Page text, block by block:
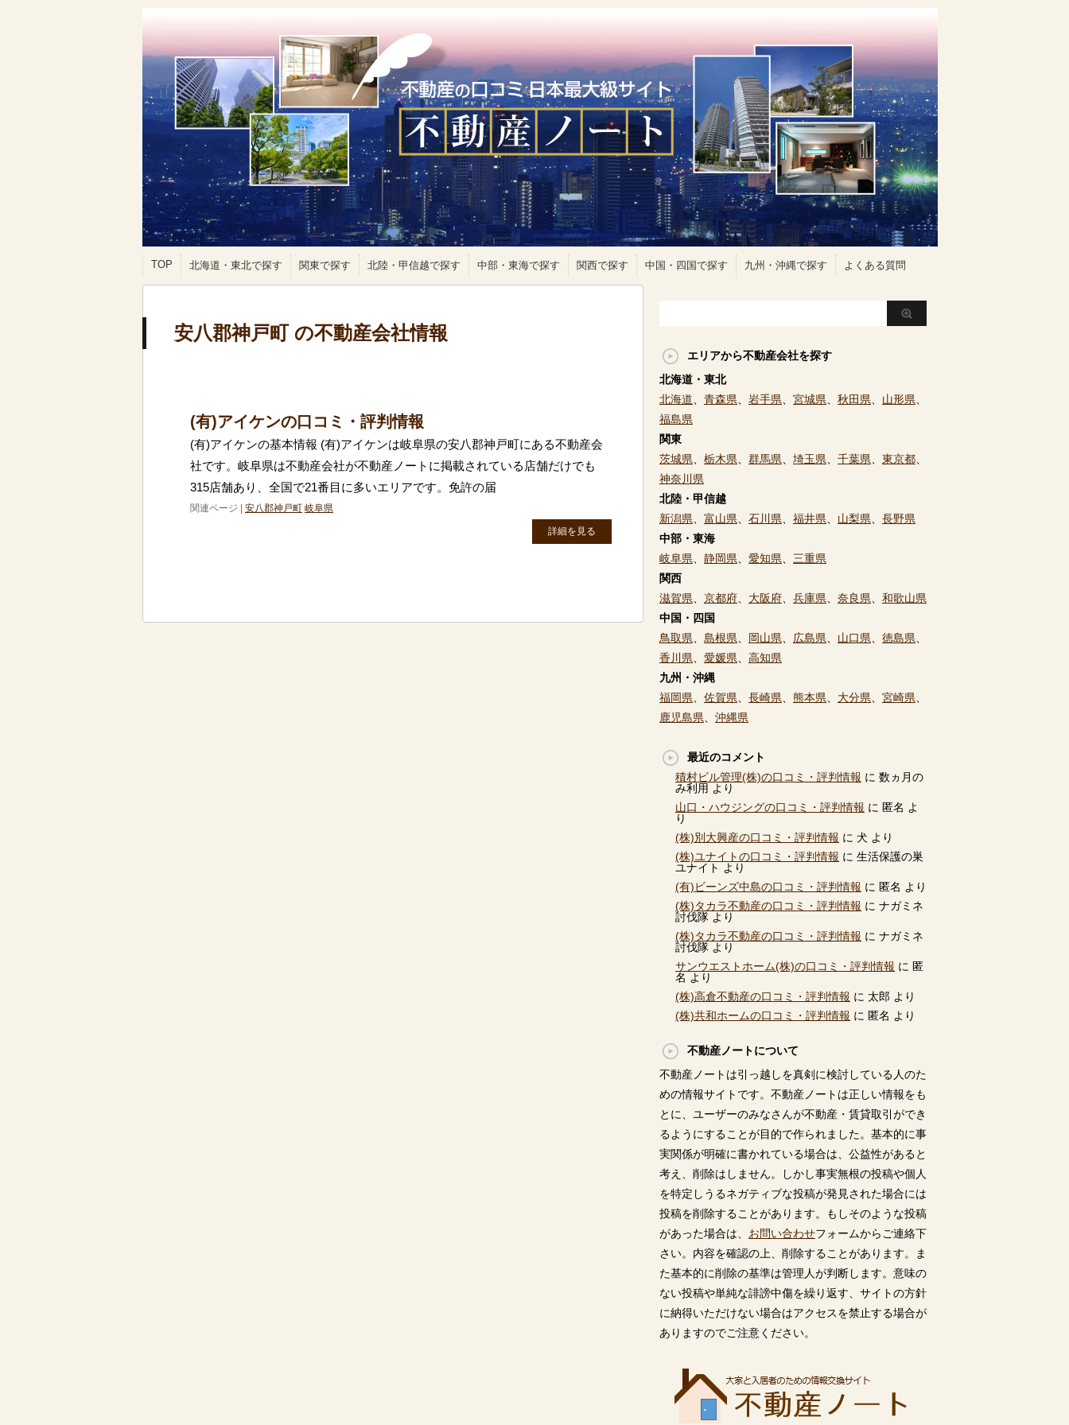
TOP 北海道・東北で探す 関東で探す 北陸・甲信越で探す 中部・東海で探す 関西で探す 中国・四国で探す 九州・沖縄で探す よくある質問
安八郡神戸町 の不動産会社情報
(有)アイケンの口コミ・評判情報
(有)アイケンの基本情報 (有)アイケンは岐阜県の安八郡神戸町にある不動産会
社です。岐阜県は不動産会社が不動産ノートに掲載されている店舗だけでも
315店舗あり、全国で21番目に多いエリアです。免許の届
関連ページ | 安八郡神戸町 岐阜県
詳細を見る
エリアから不動産会社を探す
北海道・東北
北海道
青森県 岩手県 宮城県 秋田県 山形県
福島県
関東
茨城県
栃木県 群馬県 埼玉県 千葉県 東京都
神奈川県
北陸・甲信越
新潟県
富山県 石川県 福井県 山梨県
長野県
中部・東海
岐阜県
静岡県 愛知県
三重県
関西
滋賀県
京都府 大阪府 兵庫県 奈良県
和歌山県
中国・四国
鳥取県
島根県 岡山県 広島県 山口県 徳島県
香川県
愛媛県
高知県
九州・沖縄
福岡県
佐賀県 長崎県 熊本県 大分県 宮崎県
鹿児島県
沖縄県
最近のコメント
積村ビル管理(株)の口コミ・評判情報 に 数ヵ月の
み利用 より
山口・ハウジングの口コミ・評判情報 に 匿名 よ
り
(株)別大興産の口コミ・評判情報 に 犬 より
(株)ユナイトの口コミ・評判情報 に 生活保護の巣
ユナイト より
(有)ビーンズ中島の口コミ・評判情報 に 匿名 より
(株)タカラ不動産の口コミ・評判情報 に ナガミネ
討伐隊 より
(株)タカラ不動産の口コミ・評判情報 に ナガミネ
討伐隊 より
サンウエストホーム(株)の口コミ・評判情報 に 匿
名 より
(株)高倉不動産の口コミ・評判情報 に 太郎 より
(株)共和ホームの口コミ・評判情報 に 匿名 より
不動産ノートについて
不動産ノートは引っ越しを真剣に検討している人のた
めの情報サイトです。不動産ノートは正しい情報をも
とに、ユーザーのみなさんが不動産・賃貸取引ができ
るようにすることが目的で作られました。基本的に事
実関係が明確に書かれている場合は、公益性があると
考え、削除はしません。しかし事実無根の投稿や個人
を特定しうるネガティブな投稿が発見された場合には
投稿を削除することがあります。もしそのような投稿
があった場合は、 お問い合わせフォームからご連絡下
さい。内容を確認の上、削除することがあります。ま
た基本的に削除の基準は管理人が判断します。意味の
ない投稿や単純な誹謗中傷を繰り返す、サイトの方針
に納得いただけない場合はアクセスを禁止する場合が
ありますのでご注意ください。